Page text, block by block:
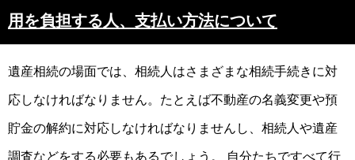
用を負担する人、支払い方法について
遺産相続の場面では、相続人はさまざまな相続手続きに対
応しなければなりません。たとえば不動産の名義変更や預
貯金の解約に対応しなければなりませんし、相続人や遺産
調査などをする必要もあるでしょう。 自分たちですべて行